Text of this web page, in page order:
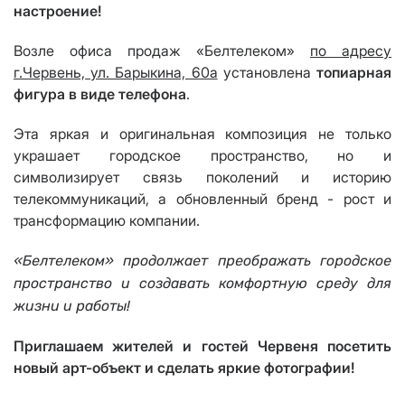
настроение!
Возле офиса продаж «Белтелеком» по адресу
г.Червень, ул. Барыкина, 60а установленатопиарная
фигура в виде телефона.
Эта яркая и оригинальная композиция не только
украшает городское пространство, но и
символизирует связь поколений и историю
телекоммуникаций, а обновленный бренд - рост и
трансформацию компании.
«Белтелеком» продолжает преображать городское
пространство и создавать комфортную среду для
жизни и работы!
Приглашаем жителей и гостей Червеня посетить
новый арт-объект и сделать яркие фотографии!